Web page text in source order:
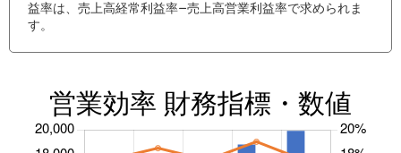
益率は、売上高経常利益率−売上高営業利益率で求められま
す。